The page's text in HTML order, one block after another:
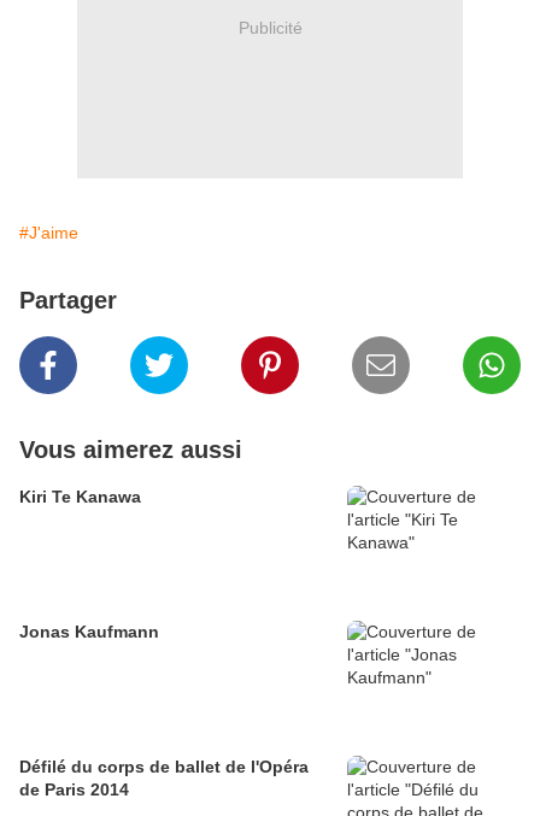
Publicité
#J'aime
Partager
Vous aimerez aussi
Kiri Te Kanawa
Jonas Kaufmann
Défilé du corps de ballet de l'Opéra
de Paris 2014